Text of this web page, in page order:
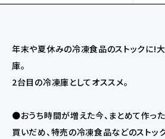
年末や夏休みの冷凍食品のストックに!
庫。
2台目の冷凍庫としてオススメ。
●おうち時間が増えた今、まとめて作っ
買いだめ、特売の冷凍食品などのストッ